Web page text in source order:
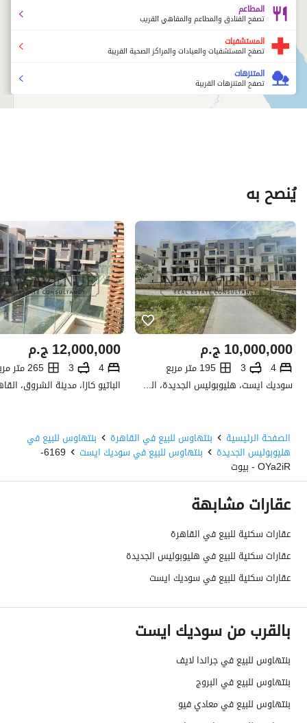
المطاعم
تصفح الفنادق والمطاعم والمقاهي القريب
المستشفيات
تصفح المستشفيات والعيادات والمراكز الصحية القريبة
المتنزهات
تصفح المتنزهات القريبة
يُنصح به
ج.م10,000,000
4
3
195 متر مربع
سوديك ايست، هليوبوليس الجديدة، القاهرة
ج.م12,000,000
4
3
265 متر مربع
الباتيو كازا، مدينة الشروق،
الصفحة الرئيسية بنتهاوس للبيع في القاهرة بنتهاوس للبيع في
هليوبوليس الجديدة بنتهاوس للبيع في سوديك ايست 6169-
OYa2iR - بيوت
عقارات مشابهة
عقارات سكنية للبيع في القاهرة
عقارات سكنية للبيع في هليوبوليس الجديدة
عقارات سكنية للبيع في سوديك ايست
بالقرب من سوديك ايست
بنتهاوس للبيع في جراندا لايف
بنتهاوس للبيع في البروج
بنتهاوس للبيع في معادي فيو